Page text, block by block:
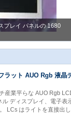
プレイ パネルの 1680
ラット AUO Rgb 液晶
産業平らな AUO Rgb
ディスプレイ、電子
LCs はライトを直接出